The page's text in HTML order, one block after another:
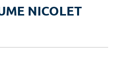
NICOLET